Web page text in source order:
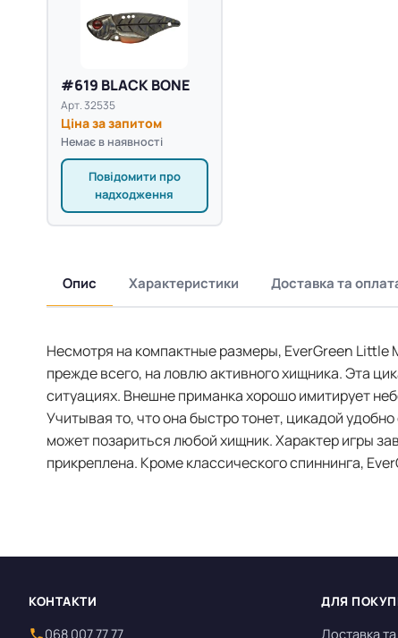
#619 BLACK BONE
Арт. 32535
Ціна за запитом
Немає в наявності
Повідомити про
надходження
Опис Характеристики Доставка та
Несмотря на компактные размеры, EverGreen Little
прежде всего, на ловлю активного хищника. Эта
ситуациях. Внешне приманка хорошо имитирует
Учитывая то, что она быстро тонет, цикадой
может позариться любой хищник. Характер игры
прикреплена. Кроме классического спиннинга,
КОНТАКТИ
068 007 77 77
ДЛЯ
Доставка